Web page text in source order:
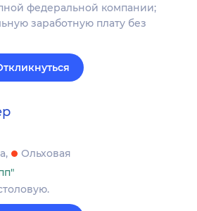
федеральной компании;
заработную плату без
Ольховая